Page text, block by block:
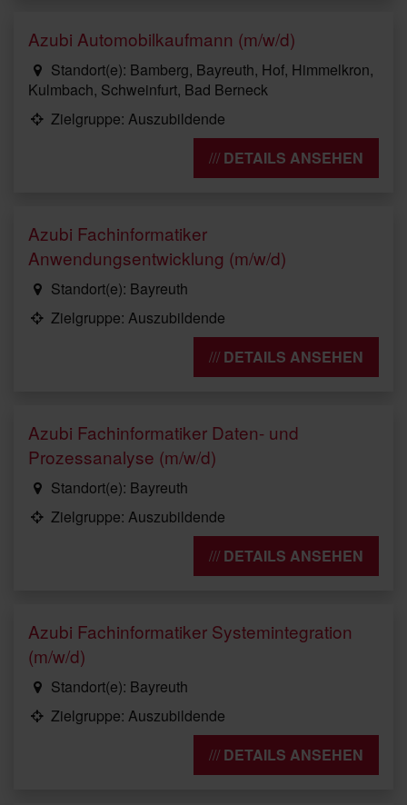
Azubi Automobilkaufmann (m/w/d)
Standort(e): Bamberg, Bayreuth, Hof, Himmelkron,
Kulmbach, Schweinfurt, Bad Berneck
Zielgruppe: Auszubildende
DETAILS ANSEHEN
Azubi Fachinformatiker
Anwendungsentwicklung (m/w/d)
Standort(e): Bayreuth
Zielgruppe: Auszubildende
DETAILS ANSEHEN
Azubi Fachinformatiker Daten- und
Prozessanalyse (m/w/d)
Standort(e): Bayreuth
Zielgruppe: Auszubildende
DETAILS ANSEHEN
Azubi Fachinformatiker Systemintegration
(m/w/d)
Standort(e): Bayreuth
Zielgruppe: Auszubildende
DETAILS ANSEHEN